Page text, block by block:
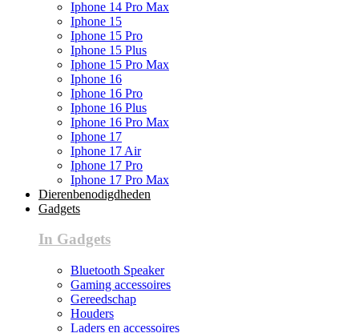
Iphone 14 Pro Max
Iphone 15
Iphone 15 Pro
Iphone 15 Plus
Iphone 15 Pro Max
Iphone 16
Iphone 16 Pro
Iphone 16 Plus
Iphone 16 Pro Max
Iphone 17
Iphone 17 Air
Iphone 17 Pro
Iphone 17 Pro Max
Dierenbenodigdheden
Gadgets
In Gadgets
Bluetooth Speaker
Gaming accessoires
Gereedschap
Houders
Laders en accessoires